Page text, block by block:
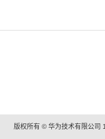
版权所有 © 华为技术有限公司